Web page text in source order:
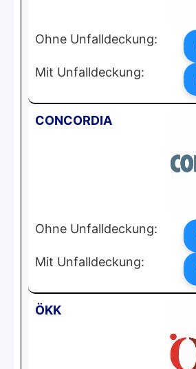
Ohne Unfalldeckung:
Mit Unfalldeckung:
CONCORDIA
Ohne Unfalldeckung:
Mit Unfalldeckung:
ÖKK